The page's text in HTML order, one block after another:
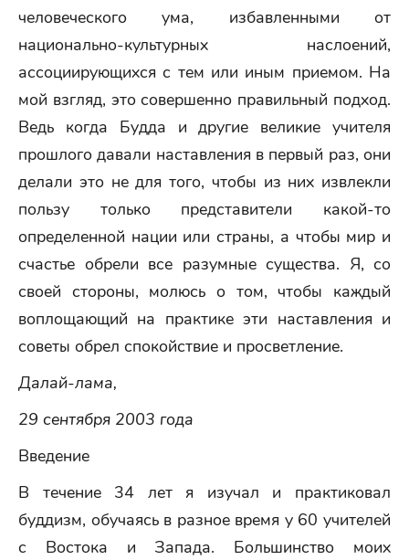
человеческого ума, избавленными от
национально-культурных наслоений,
ассоциирующихся с тем или иным приемом. На
мой взгляд, это совершенно правильный подход.
Ведь когда Будда и другие великие учителя
прошлого давали наставления в первый раз, они
делали это не для того, чтобы из них извлекли
пользу только представители какой-то
определенной нации или страны, а чтобы мир и
счастье обрели все разумные существа. Я, со
своей стороны, молюсь о том, чтобы каждый
воплощающий на практике эти наставления и
советы обрел спокойствие и просветление.
Далай-лама,
29 сентября 2003 года
Введение
В течение 34 лет я изучал и практиковал
буддизм, обучаясь в разное время у 60 учителей
с Востока и Запада. Большинство моих